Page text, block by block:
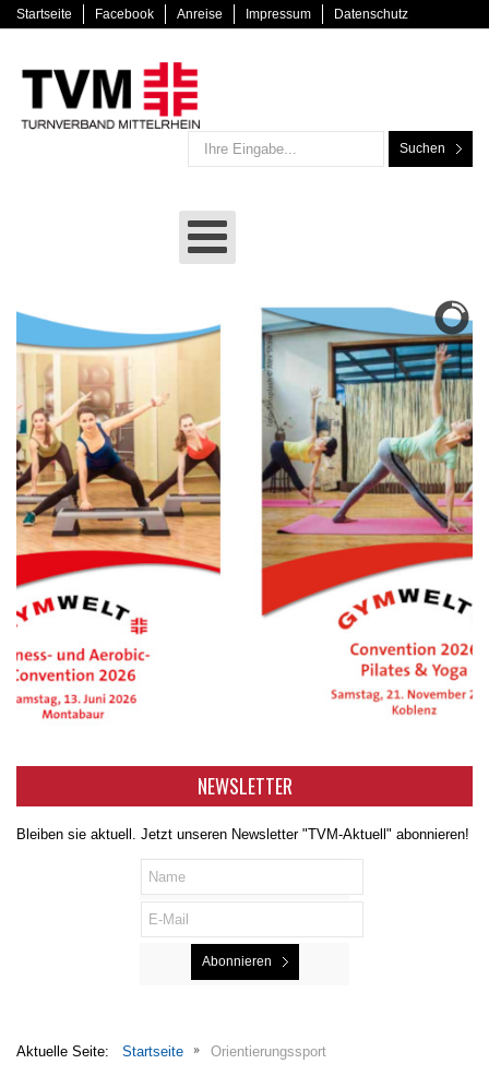
Startseite Facebook Anreise Impressum Datenschutz
Suchen
NEWSLETTER
Bleiben sie aktuell. Jetzt unseren Newsletter "TVM-Aktuell" abonnieren!
Aktuelle Seite: Startseite Orientierungssport